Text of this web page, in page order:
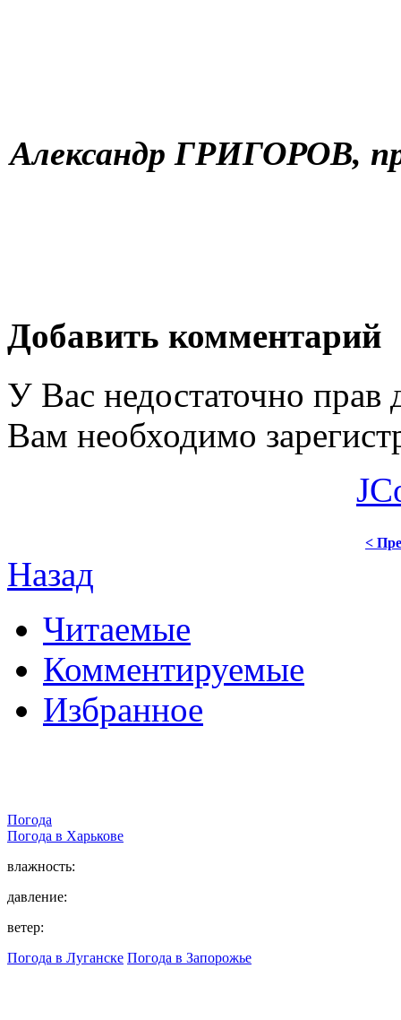
Александр ГРИГОРОВ,
Добавить комментарий
У Вас недостаточно прав
Вам необходимо
<
Назад
Читаемые
Комментируемые
Избранное
Погода
Погода в Харькове
влажность:
давление:
ветер:
Погода в Луганске Погода в Запорожье